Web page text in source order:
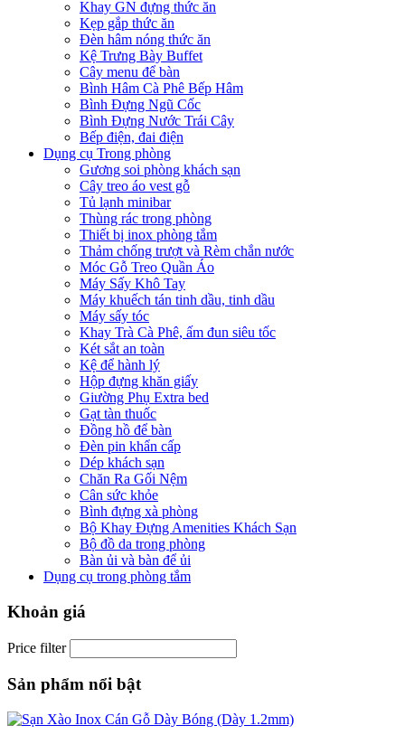
Khay GN đựng thức ăn
Kẹp gắp thức ăn
Đèn hâm nóng thức ăn
Kệ Trưng Bày Buffet
Cây menu để bàn
Bình Hâm Cà Phê Bếp Hâm
Bình Đựng Ngũ Cốc
Bình Đựng Nước Trái Cây
Bếp điện, đai điện
Dụng cụ Trong phòng
Gương soi phòng khách sạn
Cây treo áo vest gỗ
Tủ lạnh minibar
Thùng rác trong phòng
Thiết bị inox phòng tắm
Thảm chống trượt và Rèm chắn nước
Móc Gỗ Treo Quần Áo
Máy Sấy Khô Tay
Máy khuếch tán tinh dầu, tinh dầu
Máy sấy tóc
Khay Trà Cà Phê, ấm đun siêu tốc
Két sắt an toàn
Kệ để hành lý
Hộp đựng khăn giấy
Giường Phụ Extra bed
Gạt tàn thuốc
Đồng hồ để bàn
Đèn pin khẩn cấp
Dép khách sạn
Chăn Ra Gối Nệm
Cân sức khỏe
Bình đựng xà phòng
Bộ Khay Đựng Amenities Khách Sạn
Bộ đồ da trong phòng
Bàn ủi và bàn để ủi
Dụng cụ trong phòng tắm
Khoản giá
Price filter
Sản phẩm nổi bật